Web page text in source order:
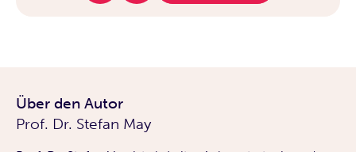
Über den Autor
Prof. Dr. Stefan May